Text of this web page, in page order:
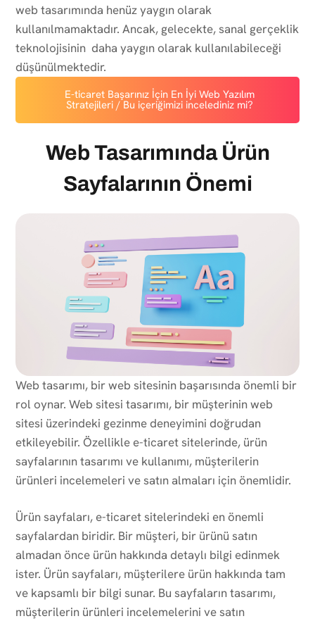
web tasarımında henüz yaygın olarak
kullanılmamaktadır. Ancak, gelecekte, sanal gerçeklik
teknolojisinin daha yaygın olarak kullanılabileceği
düşünülmektedir.
E-ticaret Başarınız İçin En İyi Web Yazılım
Stratejileri / Bu içeriğimizi incelediniz mi?
Web Tasarımında Ürün
Sayfalarının Önemi
Web tasarımı, bir web sitesinin başarısında önemli bir
rol oynar. Web sitesi tasarımı, bir müşterinin web
sitesi üzerindeki gezinme deneyimini doğrudan
etkileyebilir. Özellikle e-ticaret sitelerinde, ürün
sayfalarının tasarımı ve kullanımı, müşterilerin
ürünleri incelemeleri ve satın almaları için önemlidir.
Ürün sayfaları, e-ticaret sitelerindeki en önemli
sayfalardan biridir. Bir müşteri, bir ürünü satın
almadan önce ürün hakkında detaylı bilgi edinmek
ister. Ürün sayfaları, müşterilere ürün hakkında tam
ve kapsamlı bir bilgi sunar. Bu sayfaların tasarımı,
müşterilerin ürünleri incelemelerini ve satın